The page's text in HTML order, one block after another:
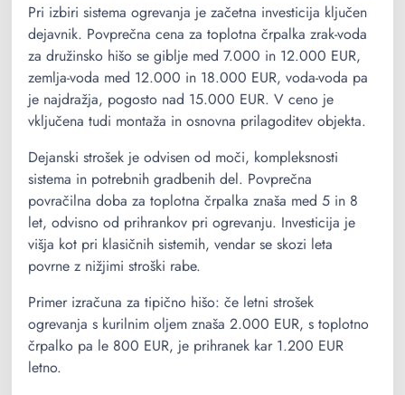
Pri izbiri sistema ogrevanja je začetna investicija ključen
dejavnik. Povprečna cena za toplotna črpalka zrak-voda
za družinsko hišo se giblje med 7.000 in 12.000 EUR,
zemlja-voda med 12.000 in 18.000 EUR, voda-voda pa
je najdražja, pogosto nad 15.000 EUR. V ceno je
vključena tudi montaža in osnovna prilagoditev objekta.
Dejanski strošek je odvisen od moči, kompleksnosti
sistema in potrebnih gradbenih del. Povprečna
povračilna doba za toplotna črpalka znaša med 5 in 8
let, odvisno od prihrankov pri ogrevanju. Investicija je
višja kot pri klasičnih sistemih, vendar se skozi leta
povrne z nižjimi stroški rabe.
Primer izračuna za tipično hišo: če letni strošek
ogrevanja s kurilnim oljem znaša 2.000 EUR, s toplotno
črpalko pa le 800 EUR, je prihranek kar 1.200 EUR
letno.